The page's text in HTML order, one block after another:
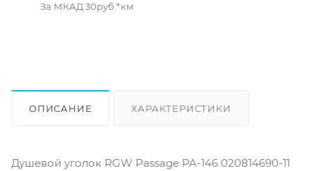
За МКАД 30руб.*км
ОПИСАНИЕ ХАРАКТЕРИСТИКИ
Душевой уголок RGW Passage PA-146 020814690-11